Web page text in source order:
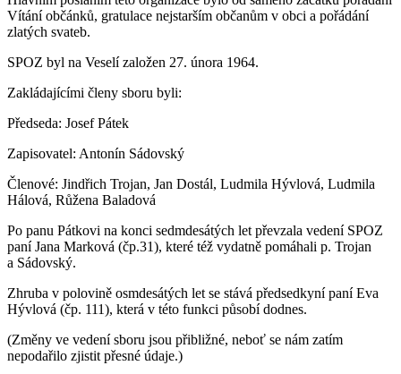
Vítání občánků, gratulace nejstarším občanům v obci a pořádání
zlatých svateb.
SPOZ byl na Veselí založen 27. února 1964.
Zakládajícími členy sboru byli:
Předseda: Josef Pátek
Zapisovatel: Antonín Sádovský
Členové: Jindřich Trojan, Jan Dostál, Ludmila Hývlová, Ludmila
Hálová, Růžena Baladová
Po panu Pátkovi na konci sedmdesátých let převzala vedení SPOZ
paní Jana Marková (čp.31), které též vydatně pomáhali p. Trojan
a Sádovský.
Zhruba v polovině osmdesátých let se stává předsedkyní paní Eva
Hývlová (čp. 111), která v této funkci působí dodnes.
(Změny ve vedení sboru jsou přibližné, neboť se nám zatím
nepodařilo zjistit přesné údaje.)